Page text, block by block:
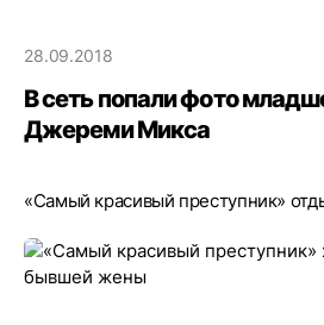
28.09.2018
В сеть попали фото
Джереми Микса
«Самый красивый преступник»